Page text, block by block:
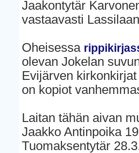
Jaakontytär
vastaavasti
Oheisessa
olevan Jokelan
Evijärven
on kopiot
Laitan tähän aivan
Jaakko Antinpoika
Tuomaksentytär